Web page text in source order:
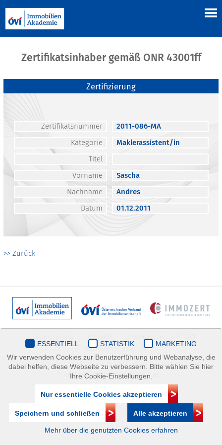
Zertifikatsinhaber gemäß ONR 43001ff
Zertifizierung
Zertifikatsnummer
2011-086-MA
Kategorie
Maklerassistent/in
Titel
Vorname
Sascha
Nachname
Andres
Datum
01.12.2011
>> Zurück
Immobilienakademie
Mariahilfer Straße 116/2.OG/2 1070 Wien | +43(1)505 32 50 |
immobilienakademie@ovi.at
ESSENTIELL STATISTIK
MARKETING
Wir verwenden Cookies zur Benutzerführung und Webanalyse, die
dabei helfen, diese Webseite zu verbessern. Bitte wählen Sie hier
Ihre Cookie-Einstellungen.
Nur essentielle Cookies akzeptieren
Speichern und schließen Alle akzeptieren
Mehr über die genutzten Cookies erfahren